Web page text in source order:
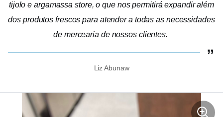
tijolo e argamassa store, o que nos permitirá expandir além
dos produtos frescos para atender a todas as necessidades
de mercearia de nossos clientes.
Liz Abunaw